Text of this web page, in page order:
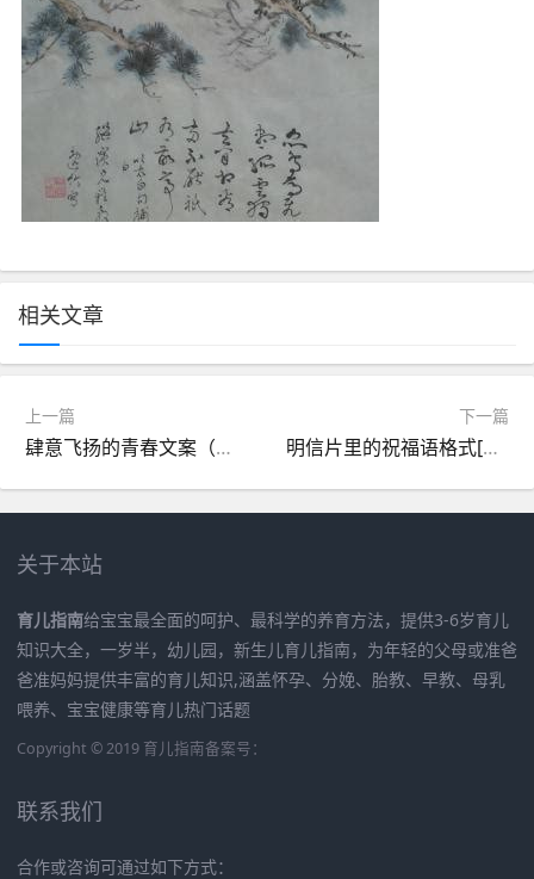
相关文章
上一篇
肆意飞扬的青春文案（精选101条）
下一篇
明信片里的祝福语格式[共计98句]
关于本站
育儿指南给宝宝最全面的呵护、最科学的养育方法，提供3-6岁育儿
知识大全，一岁半，幼儿园，新生儿育儿指南，为年轻的父母或准爸
爸准妈妈提供丰富的育儿知识,涵盖怀孕、分娩、胎教、早教、母乳
喂养、宝宝健康等育儿热门话题
Copyright © 2019 育儿指南备案号：
联系我们
合作或咨询可通过如下方式：